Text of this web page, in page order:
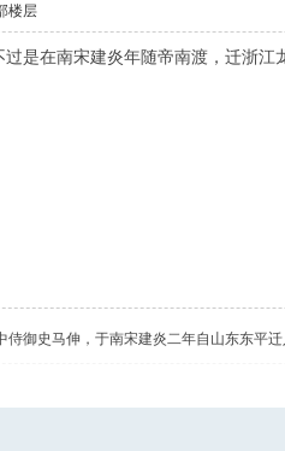
楼层
是在南宋建炎年随帝南渡，迁浙江
御史马伸，于南宋建炎二年自山东东平迁